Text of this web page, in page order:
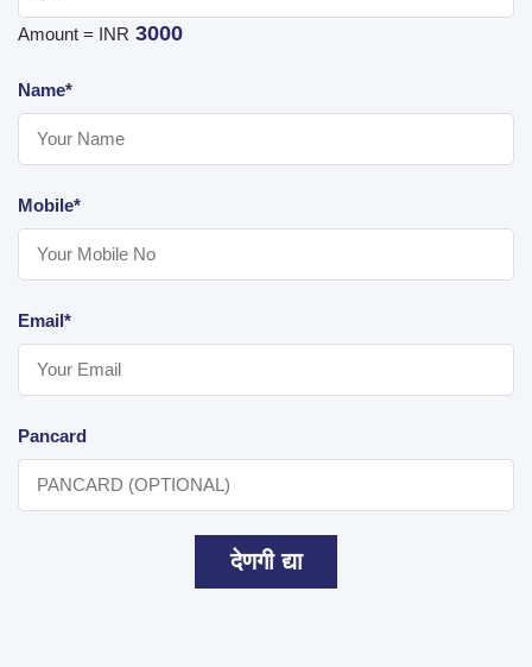
Amount = INR 3000
Name*
Mobile*
Email*
Pancard
देणगी द्या